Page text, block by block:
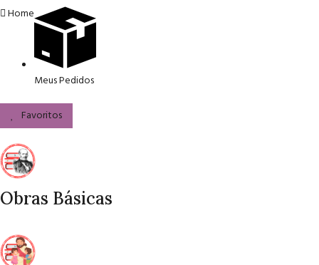
Home
Meus Pedidos
Favoritos
Obras Básicas